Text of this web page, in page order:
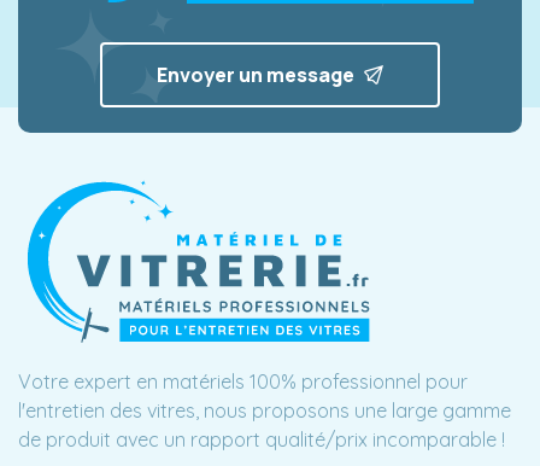
Envoyer un message
Votre expert en matériels 100% professionnel pour
l'entretien des vitres, nous proposons une large gamme
de produit avec un rapport qualité/prix incomparable !